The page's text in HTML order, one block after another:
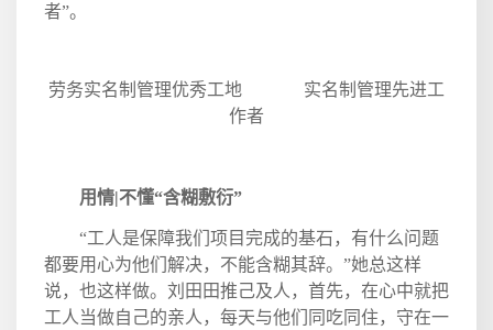
者”。
劳务实名制管理优秀工地
实名制管理先进工
作者
用情|不懂“含糊敷衍”
“工人是保障我们项目完成的基石，有什么问题
都要用心为他们解决，不能含糊其辞。”她总这样
说，也这样做。刘田田推己及人，首先，在心中就把
工人当做自己的亲人，每天与他们同吃同住，守在一